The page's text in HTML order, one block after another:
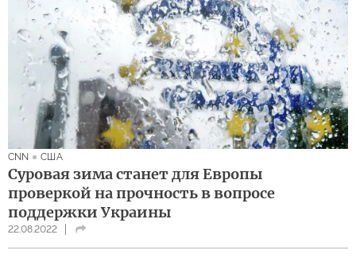
CNN США
Суровая зима станет для Европы
проверкой на прочность в вопросе
поддержки Украины
22.08.2022